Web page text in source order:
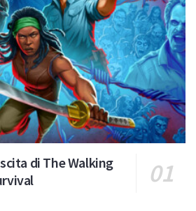
di The Walking